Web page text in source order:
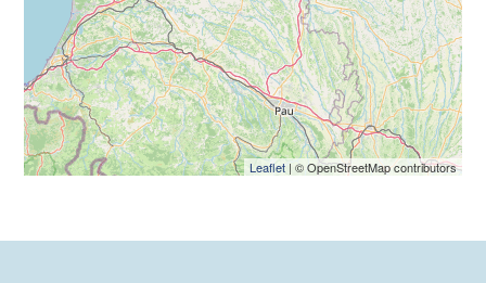
Leaflet| © OpenStreetMap contributors